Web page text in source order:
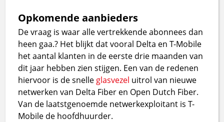
Opkomende aanbieders
De vraag is waar alle vertrekkende abonnees dan
heen gaa.? Het blijkt dat vooral Delta en T-Mobile
het aantal klanten in de eerste drie maanden van
dit jaar hebben zien stijgen. Een van de redenen
hiervoor is de snelle glasvezel uitrol van nieuwe
netwerken van Delta Fiber en Open Dutch Fiber.
Van de laatstgenoemde netwerkexploitant is T-
Mobile de hoofdhuurder.